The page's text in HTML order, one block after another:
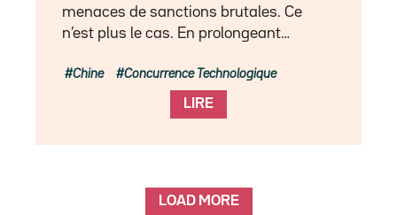
menaces de sanctions brutales. Ce
n’est plus le cas. En prolongeant…
LIRE
Chine Concurrence Technologique
LOAD MORE